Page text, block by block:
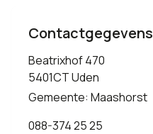
Contactgegevens
Beatrixhof 470
5401CT Uden
Gemeente: Maashorst
088-374 25 25